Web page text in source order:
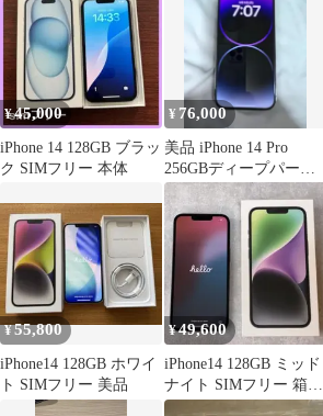
¥45,000
iPhone 14 128GB ブラッ
ク SIMフリー 本体
¥ 76,000
美品 iPhone 14 Pro
256GBディープパープ
ル SIMフリー92%
¥55,800
iPhone14 128GB ホワイ
ト SIMフリー 美品
¥49,600
iPhone14 128GB ミッド
ナイト SIMフリー 箱付
ガラスフィルム付